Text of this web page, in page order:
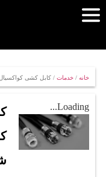
خانه/ خدمات/ کابل کشی
Loading...